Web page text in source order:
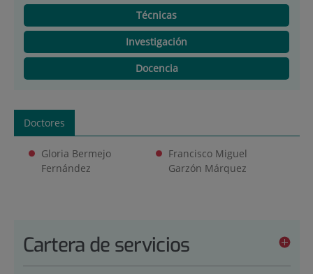
Técnicas
Investigación
Docencia
Doctores
Gloria Bermejo
Fernández
Francisco Miguel
Garzón Márquez
Cartera de servicios